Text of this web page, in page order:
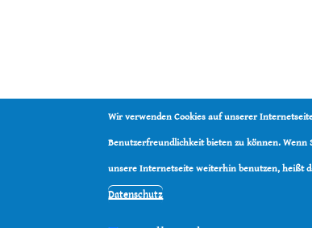
Wir verwenden Cookies auf unserer
Benutzerfreundlichkeit bieten zu können. Wenn
unsere Internetseite weiterhin benutzen, heißt
Datenschutz